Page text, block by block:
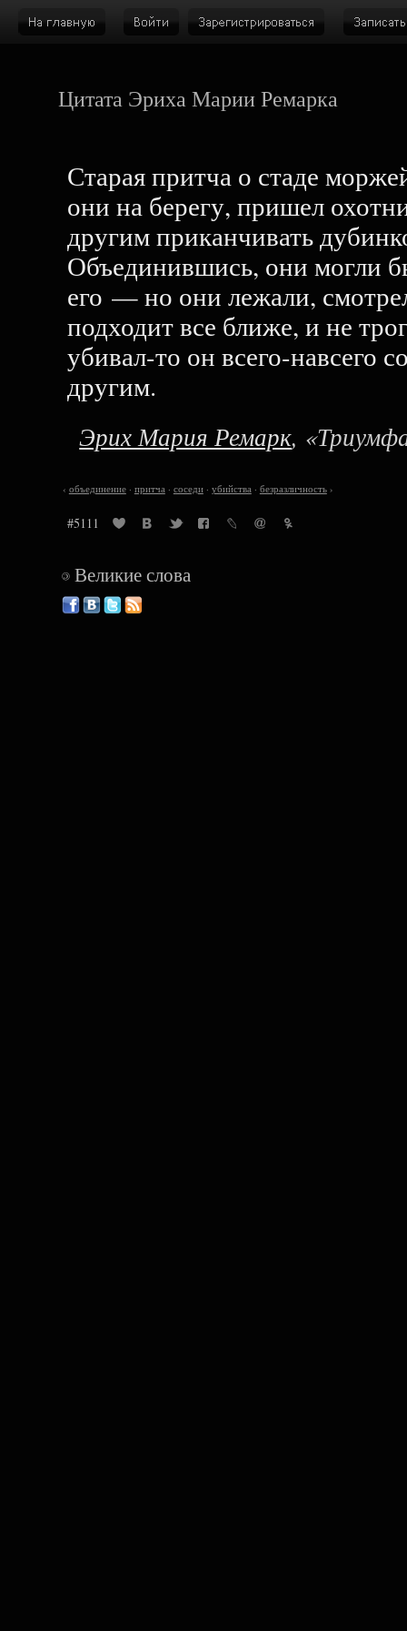
Цитата Эриха Марии Ремарка
Старая притча о стаде
они на берегу, пришел
другим приканчивать
Объединившись, они могли
его — но они лежали,
подходит все ближе, и не
убивал-то он всего-навсего
другим.
Эрих Мария Ремарк,
‹ объединение· притча· соседи· убийства· безразличность›
#5111
©Великие слова